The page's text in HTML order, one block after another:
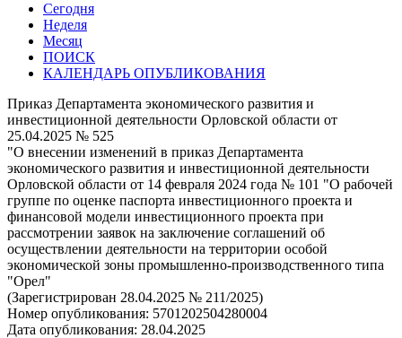
Сегодня
Неделя
Месяц
ПОИСК
КАЛЕНДАРЬ ОПУБЛИКОВАНИЯ
Приказ Департамента экономического развития и
инвестиционной деятельности Орловской области от
25.04.2025 № 525
"О внесении изменений в приказ Департамента
экономического развития и инвестиционной деятельности
Орловской области от 14 февраля 2024 года № 101 "О рабочей
группе по оценке паспорта инвестиционного проекта и
финансовой модели инвестиционного проекта при
рассмотрении заявок на заключение соглашений об
осуществлении деятельности на территории особой
экономической зоны промышленно-производственного типа
"Орел"
(Зарегистрирован 28.04.2025 № 211/2025)
Номер опубликования: 5701202504280004
Дата опубликования: 28.04.2025